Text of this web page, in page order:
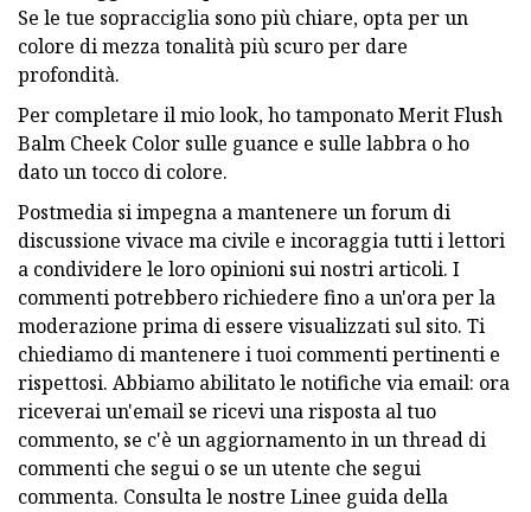
Se le tue sopracciglia sono più chiare, opta per un
colore di mezza tonalità più scuro per dare
profondità.
Per completare il mio look, ho tamponato Merit Flush
Balm Cheek Color sulle guance e sulle labbra o ho
dato un tocco di colore.
Postmedia si impegna a mantenere un forum di
discussione vivace ma civile e incoraggia tutti i lettori
a condividere le loro opinioni sui nostri articoli. I
commenti potrebbero richiedere fino a un'ora per la
moderazione prima di essere visualizzati sul sito. Ti
chiediamo di mantenere i tuoi commenti pertinenti e
rispettosi. Abbiamo abilitato le notifiche via email: ora
riceverai un'email se ricevi una risposta al tuo
commento, se c'è un aggiornamento in un thread di
commenti che segui o se un utente che segui
commenta. Consulta le nostre Linee guida della